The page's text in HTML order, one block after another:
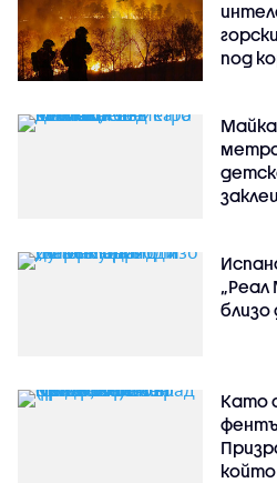
под
„Реал
близо
Като